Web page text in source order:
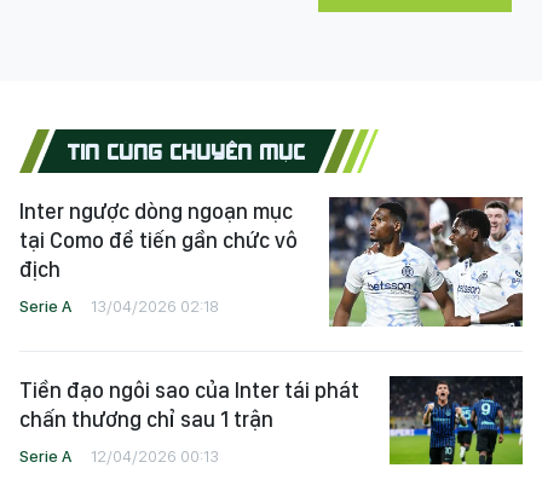
TIN CÙNG CHUYÊN MỤC
Inter ngược dòng ngoạn mục
tại Como để tiến gần chức vô
địch
Serie A 13/04/2026 02:18
Tiền đạo ngôi sao của Inter tái phát
chấn thương chỉ sau 1 trận
Serie A 12/04/2026 00:13